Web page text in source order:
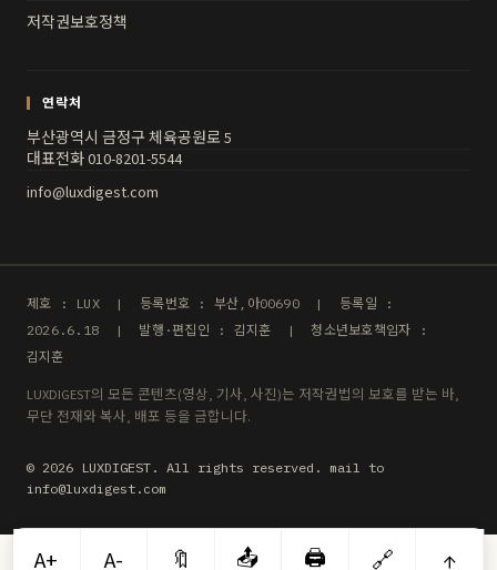
저작권보호정책
연락처
부산광역시 금정구 체육공원로 5
대표전화 010-8201-5544
info@luxdigest.com
제호 : LUX | 등록번호 : 부산,아00690 | 등록일 :
2026.6.18 | 발행·편집인 : 김지훈 | 청소년보호책임자 :
김지훈
LUXDIGEST의 모든 콘텐츠(영상, 기사, 사진)는 저작권법의 보호를 받는 바,
무단 전재와 복사, 배포 등을 금합니다.
© 2026 LUXDIGEST. All rights reserved. mail to
info@luxdigest.com
A+ A- 🔖 📤 🖨️ 🔗 ↑